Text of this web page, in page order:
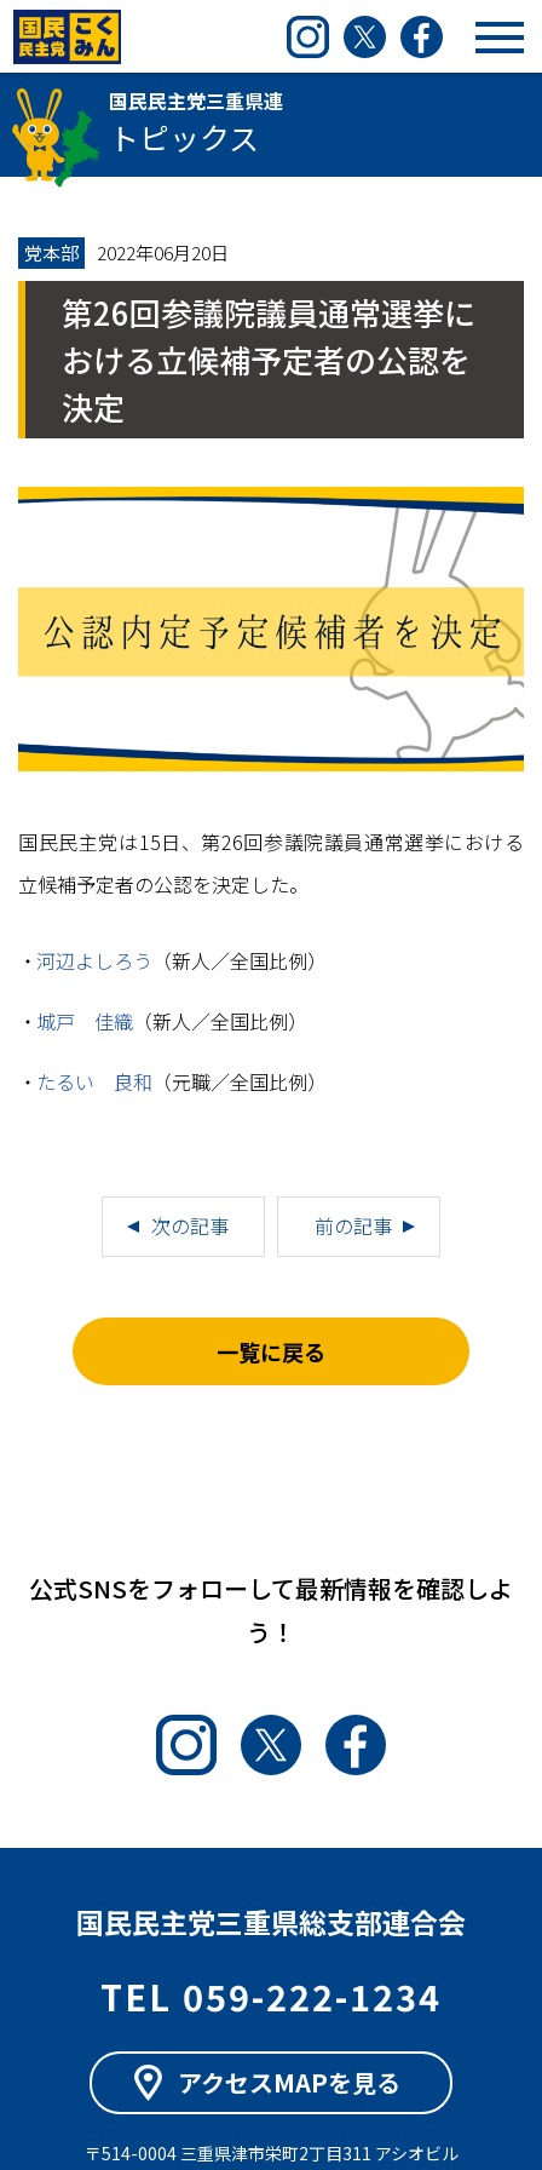
国民民主党三重県連 InstagramTwitter Facebook
国民民主党三重県連
トピックス
党本部 2022年06月20日
第26回参議院議員通常選挙に
おける立候補予定者の公認を
決定
国民民主党は15日、第26回参議院議員通常選挙における
立候補予定者の公認を決定した。
河辺よしろう （新人／全国比例）
城戸 佳織 （新人／全国比例）
たるい 良和 （元職／全国比例）
次の記事 前の記事
一覧に戻る
公式SNSをフォローして最新情報を確認しよ
う！
Instagram Twitter
国民民主党三重県総支部連合会
TEL 059-222-1234
アクセスMAPを見る
〒514-0004 三重県津市栄町2丁目311 アシオビル